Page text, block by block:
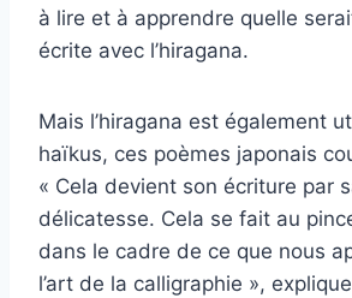
à lire et à apprendre quelle
écrite avec l’hiragana.
Mais l’hiragana est également
haïkus, ces poèmes japonais
« Cela devient son écriture par
délicatesse. Cela se fait au
dans le cadre de ce que nous
l’art de la calligraphie »,